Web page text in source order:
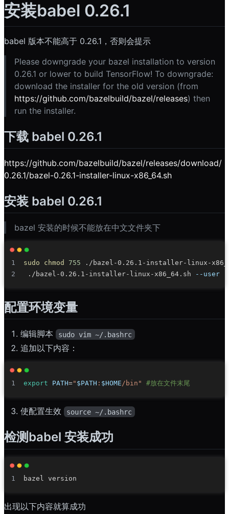
安装babel 0.26.1
babel 版本不能高于 0.26.1，否则会提示
Please downgrade your bazel installation to version
0.26.1 or lower to build TensorFlow! To downgrade:
download the installer for the old version (from
https://github.com/bazelbuild/bazel/releases) then
run the installer.
下载 babel 0.26.1
https://github.com/bazelbuild/bazel/releases/download/
0.26.1/bazel-0.26.1-installer-linux-x86_64.sh
安装 babel 0.26.1
bazel 安装的时候不能放在中文文件夹下
sudo chmod
755
./bazel-0.26.1-installer-linux-x86_64.sh
--user
配置环境变量
编辑脚本 sudo vim ~/.bashrc
追加以下内容：
export PATH=" $PATH : $HOME/bin" #放在文件末尾
使配置生效 source ~/.bashrc
检测babel 安装成功
出现以下内容就算成功